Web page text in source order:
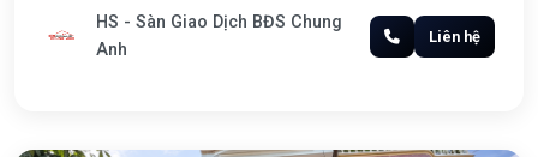
HS - Sàn Giao Dịch BĐS Chung
Anh
Liên hệ